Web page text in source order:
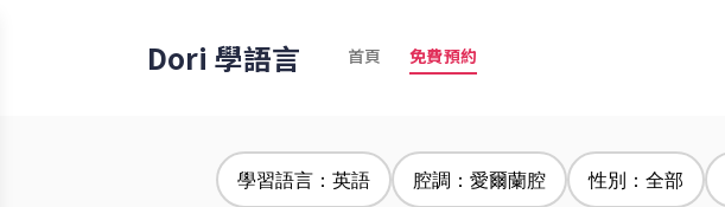
Dori 學語言 首頁 免費預約
學習語言：英語 腔調：愛爾蘭腔 性別：全部